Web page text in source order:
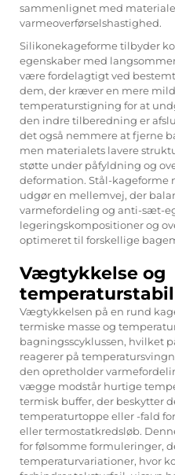
sammenlignet med
varmeoverførselshastighed.
Silikonekageforme tilbyder
egenskaber med
være fordelagtigt ved
dem, der kræver en mere
temperaturstigning for at
den indre tilberedning er
det også nemmere at fjerne
men materialets lavere
støtte under påfyldning og
deformation. Stål-
udgør en mellemvej, der
varmefordeling og anti-sæt-
legeringskompositioner og
optimeret til forskellige
Vægtykkelse og
Vægtykkelsen på en rund
termiske masse og
bagningsscyklussen, hvilket
reagerer på
den opretholder
vægge modstår hurtige
termisk buffer, der beskytter
temperaturtoppe eller -fald
eller termostatkredsløb.
for følsomme formuleringer,
temperaturvariationer, hvor